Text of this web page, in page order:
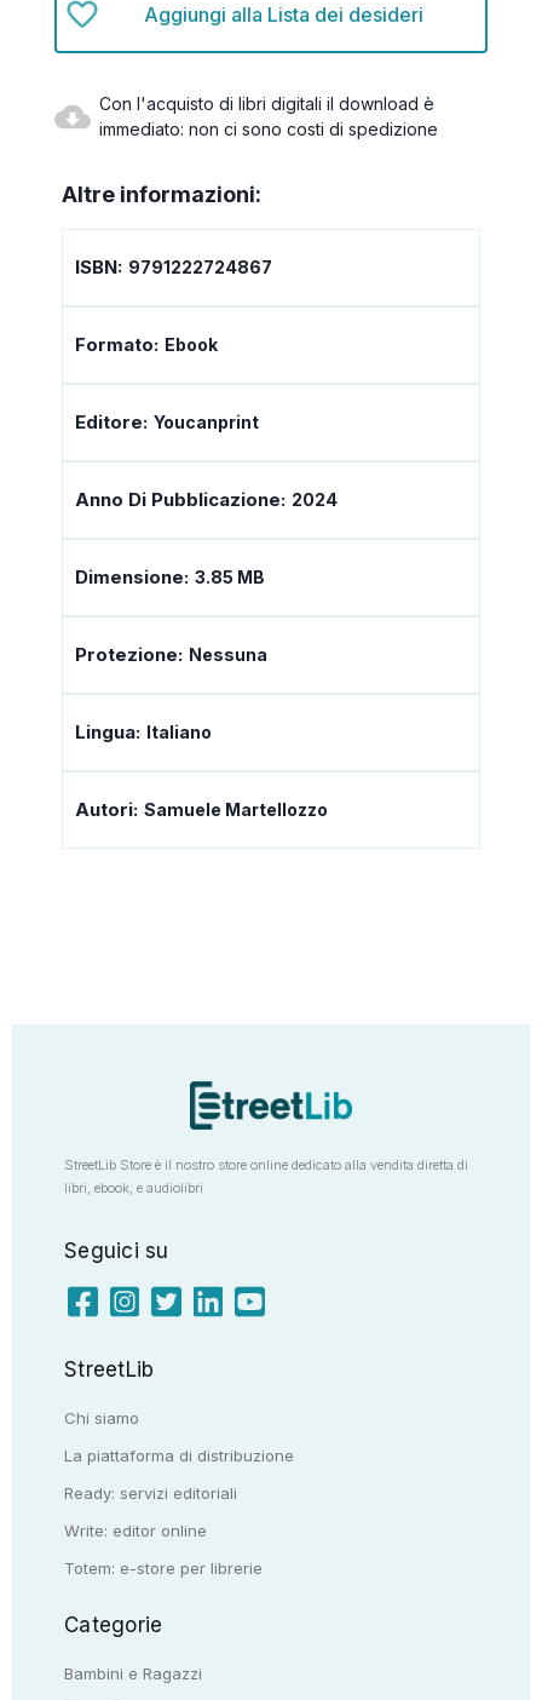
Aggiungi alla Lista dei desideri
Con l'acquisto di libri digitali il download è
immediato: non ci sono costi di spedizione
Altre informazioni:
ISBN: 9791222724867
Formato: Ebook
Editore: Youcanprint
Anno Di Pubblicazione: 2024
Dimensione: 3.85 MB
Protezione: Nessuna
Lingua: Italiano
Autori: Samuele Martellozzo
StreetLib Store è il nostro store online dedicato alla vendita diretta di
libri, ebook, e audiolibri
Seguici su
StreetLib
Chi siamo
La piattaforma di distribuzione
Ready: servizi editoriali
Write: editor online
Totem: e-store per librerie
Categorie
Bambini e Ragazzi